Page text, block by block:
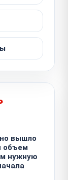
вышло
объем
нужную